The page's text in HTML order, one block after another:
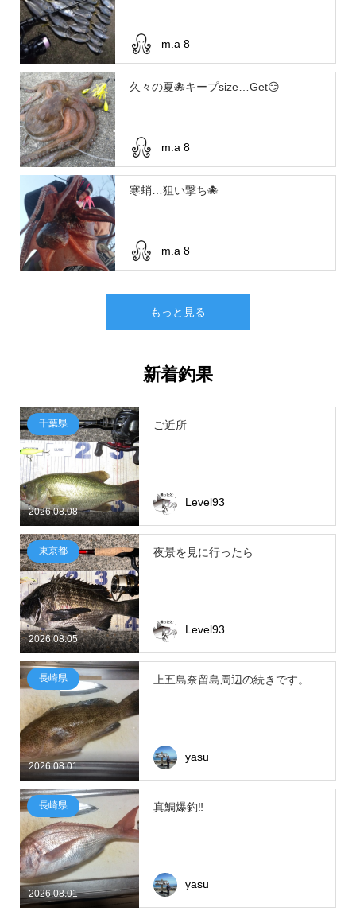
m.a 8
久々の夏🐙キープsize…Get😏
m.a 8
寒蛸…狙い撃ち🐙
m.a 8
もっと見る
新着釣果
2026.08.08
千葉県 ご近所
Level93
2026.08.05
東京都 夜景を見に行ったら
Level93
2026.08.01
長崎県 上五島奈留島周辺の続きです。
yasu
2026.08.01
長崎県 真鯛爆釣‼
yasu